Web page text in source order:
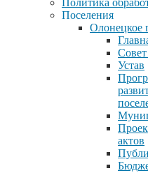
Политика
Поселения
Олонецкое
Устав
актов